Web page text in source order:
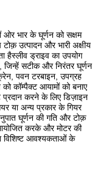
ओर भार के घूर्णन को सक्षम
उत्पादन और भारी अक्षीय
हैस्लीव ड्राइव का उपयोग
जिन्हें सटीक और निरंतर घूर्णन
पवन टरबाइन, उपग्रह
कॉम्पैक्ट आयामों को बनाए
करने के लिए डिज़ाइन
या अन्य प्रकार के गियर
घूर्णन की गति और टोक़
करके और मोटर की
विशिष्ट आवश्यकताओं के